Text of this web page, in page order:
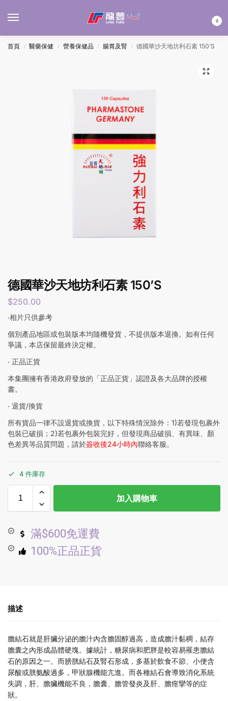
0
首頁 / 醫藥保健 / 營養保健品 / 腸胃及腎 / 德國華沙天地坊利石素 150’S
德國華沙天地坊利石素 150’S
$250.00
‧相片只供參考
個別產品地區或包裝版本均隨機發貨，不提供版本退換。如有任何
爭議，本店保留最終決定權。
‧ 正品正貨
本集團擁有香港政府發放的「正品正貨」認證及各大品牌的授權
書。
‧ 退貨/換貨
所有貨品一律不設退貨或換貨，以下特殊情況除外：1)若發現包裹外
包裝已破損；2)若包裹外包裝完好，但發現商品破損、有異味、顏
色差異等品質問題，請於簽收後24小時內聯絡客服。
4 件庫存
加入購物車
滿$600免運費
100%正品正貨
描述
膽結石就是肝臟分泌的膽汁內含膽固醇過高，造成膽汁黏稠，結存
膽囊之內形成晶體硬塊。據統計，糖尿病和肥胖是較容易罹患膽結
石的原因之一。而膀胱結石及腎石形成，多基於飲食不節、小便含
尿酸或胱氨酸過多，甲狀腺機能亢進。而各種結石會導致消化系統
失調，肝、膽臟機能不良，膽囊、膽管發炎及肝、膽痙攣等的症
狀。